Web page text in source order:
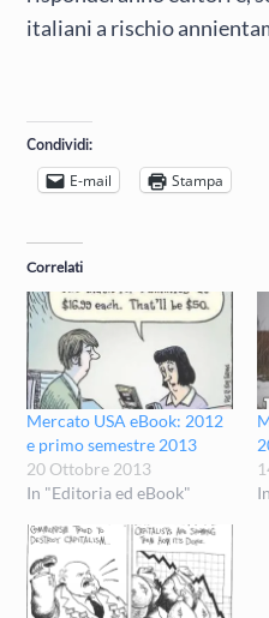
italiani a rischio
Condividi:
E-mail Stampa
Correlati
Mercato USA eBook: 2012
e primo semestre 2013
20 Ottobre 2013
In "Editoria ed eBook"